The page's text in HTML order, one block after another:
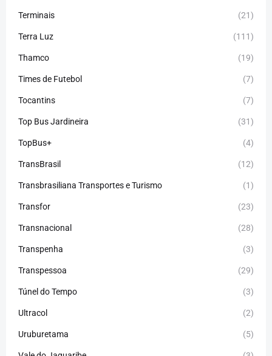
Terminais (21)
Terra Luz (111)
Thamco (19)
Times de Futebol (7)
Tocantins (7)
Top Bus Jardineira (31)
TopBus+ (4)
TransBrasil (12)
Transbrasiliana Transportes e Turismo (1)
Transfor (23)
Transnacional (28)
Transpenha (3)
Transpessoa (29)
Túnel do Tempo (3)
Ultracol (2)
Uruburetama (5)